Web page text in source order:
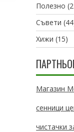
Полезно
Съвети
Хижи (15)
Магазин
сенници
чистачки